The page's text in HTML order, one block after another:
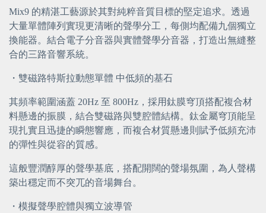
Mix9 的精湛工藝源於其對純粹音質目標的堅定追求。透過
大量單體陣列實現更清晰的聲學分工，每側均配備九個獨立
換能器。結合電子分音器與實體聲學分音器，打造出無縫整
合的三路音響系統。
・ 雙磁路特斯拉動態單體 中低頻的基石
其頻率範圍涵蓋 20Hz 至 800Hz，採用鈦膜穹頂搭配複合材
料懸邊的振膜，結合雙磁路與雙腔體結構。鈦金屬穹頂能呈
現扎實且迅捷的瞬態響應，而複合材質懸邊則賦予低頻充沛
的彈性與從容的質感。
這般豐潤醇厚的聲學基底，搭配開闊的聲場氛圍，為人聲構
築出穩定而不突兀的音場舞台。
・ 模擬聲學腔體與獨立波導管